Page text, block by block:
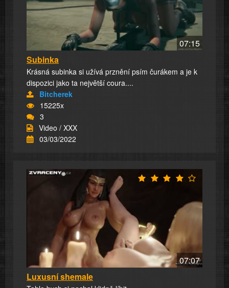
07:15
Subinka
Krásná subinka si užívá prznění psím čurákem a je k
dispozici jako ta největší coura....
Bitcherek
15225x
3
Video / XXX
03/03/2022
07:07
Luxusní shemale